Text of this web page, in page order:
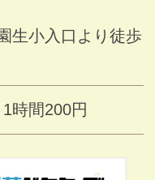
生小入口より徒歩
時間200円